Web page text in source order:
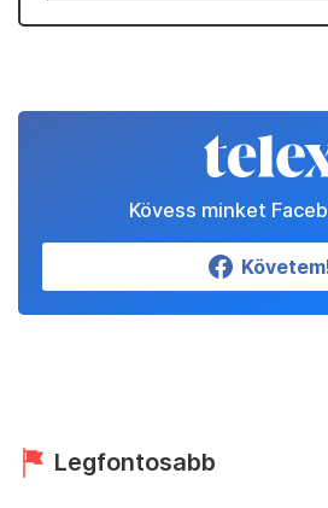
Kövess minket
Legfontosabb